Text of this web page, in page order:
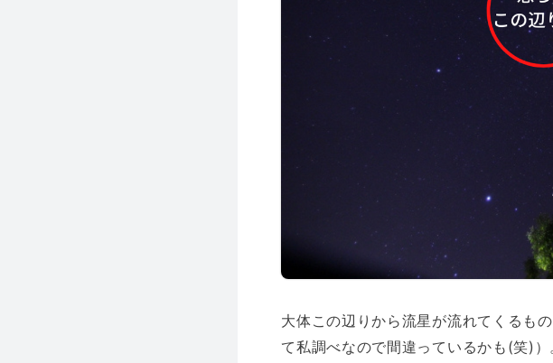
大体この辺りから流星が流れてくるも
て私調べなので間違っているかも(笑)